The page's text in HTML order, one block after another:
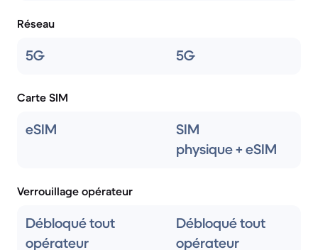
Réseau
5G 5G
Carte SIM
eSIM
SIM
physique + eSIM
Verrouillage opérateur
Débloqué tout
opérateur
Débloqué tout
opérateur